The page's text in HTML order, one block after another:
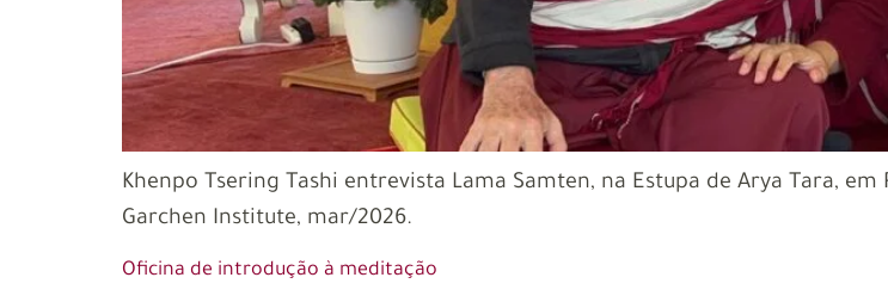
Khenpo Tsering Tashi entrevista Lama Samten, na Estupa de Arya Tara,
Garchen Institute, mar/2026.
Oficina de introdução à meditação